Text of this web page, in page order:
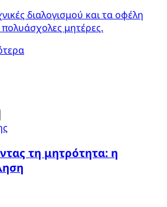
διαλογισμού και τα οφέλη
πολυάσχολες μητέρες.
τη μητρότητα: η